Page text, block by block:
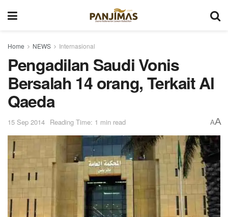
Home NEWS Internasional
Pengadilan Saudi Vonis
Bersalah 14 orang, Terkait Al
Qaeda
15 Sep 2014 Reading Time: 1 min read AA